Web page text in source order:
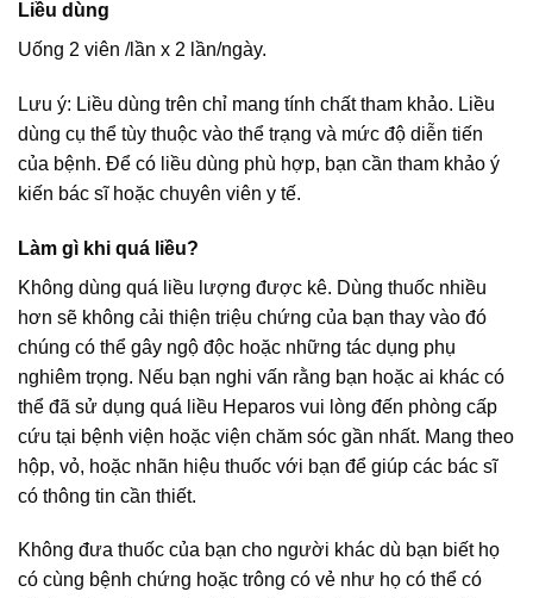
Liều dùng
Uống 2 viên /lần x 2 lần/ngày.
Lưu ý: Liều dùng trên chỉ mang tính chất tham khảo. Liều
dùng cụ thể tùy thuộc vào thể trạng và mức độ diễn tiến
của bệnh. Để có liều dùng phù hợp, bạn cần tham khảo ý
kiến bác sĩ hoặc chuyên viên y tế.
Làm gì khi quá liều?
Không dùng quá liều lượng được kê. Dùng thuốc nhiều
hơn sẽ không cải thiện triệu chứng của bạn thay vào đó
chúng có thể gây ngộ độc hoặc những tác dụng phụ
nghiêm trọng. Nếu bạn nghi vấn rằng bạn hoặc ai khác có
thể đã sử dụng quá liều Heparos vui lòng đến phòng cấp
cứu tại bệnh viện hoặc viện chăm sóc gần nhất. Mang theo
hộp, vỏ, hoặc nhãn hiệu thuốc với bạn để giúp các bác sĩ
có thông tin cần thiết.
Không đưa thuốc của bạn cho người khác dù bạn biết họ
có cùng bệnh chứng hoặc trông có vẻ như họ có thể có